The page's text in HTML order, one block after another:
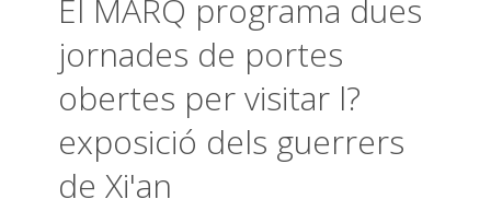
El MARQ programa dues
jornades de portes
obertes per visitar l?
exposició dels guerrers
de Xi'an